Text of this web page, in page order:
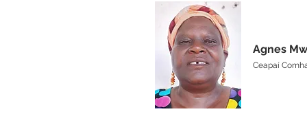
Agnes
Ceapaí